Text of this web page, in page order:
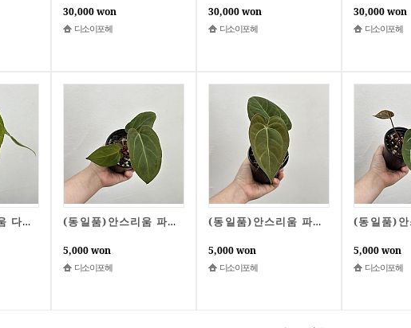
30,000 won
디소이포헤
30,000 won
디소이포헤
30,000 won
디소이포헤
(동일품)안스리움 다크피쉬 x 크리스탈리넘 다크실버 (동일품)안스리움 파필하이브리드(2) x 파필 정글러
5,000 won
디소이포헤
(동일품)안스리움 파필하이브리드 x 파필 정글러
5,000 won
디소이포헤
5,000 won
디소이포헤